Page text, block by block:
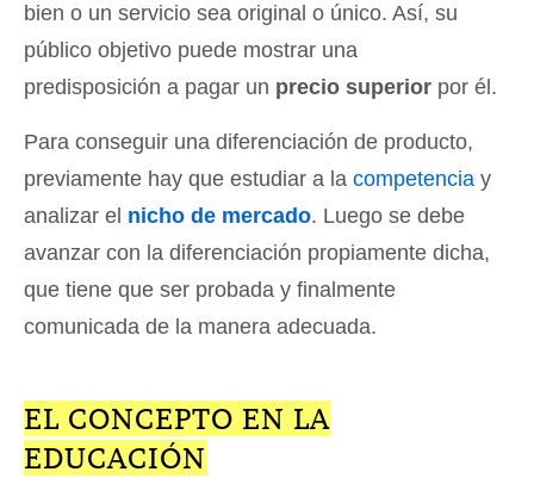
bien o un servicio sea original o único. Así, su
público objetivo puede mostrar una
predisposición a pagar un precio superior por él.
Para conseguir una diferenciación de producto,
previamente hay que estudiar a la competencia y
analizar el nicho de mercado. Luego se debe
avanzar con la diferenciación propiamente dicha,
que tiene que ser probada y finalmente
comunicada de la manera adecuada.
EL CONCEPTO EN LA
EDUCACIÓN